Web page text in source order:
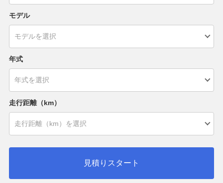
モデル
年式
走行距離（km）
見積りスタート